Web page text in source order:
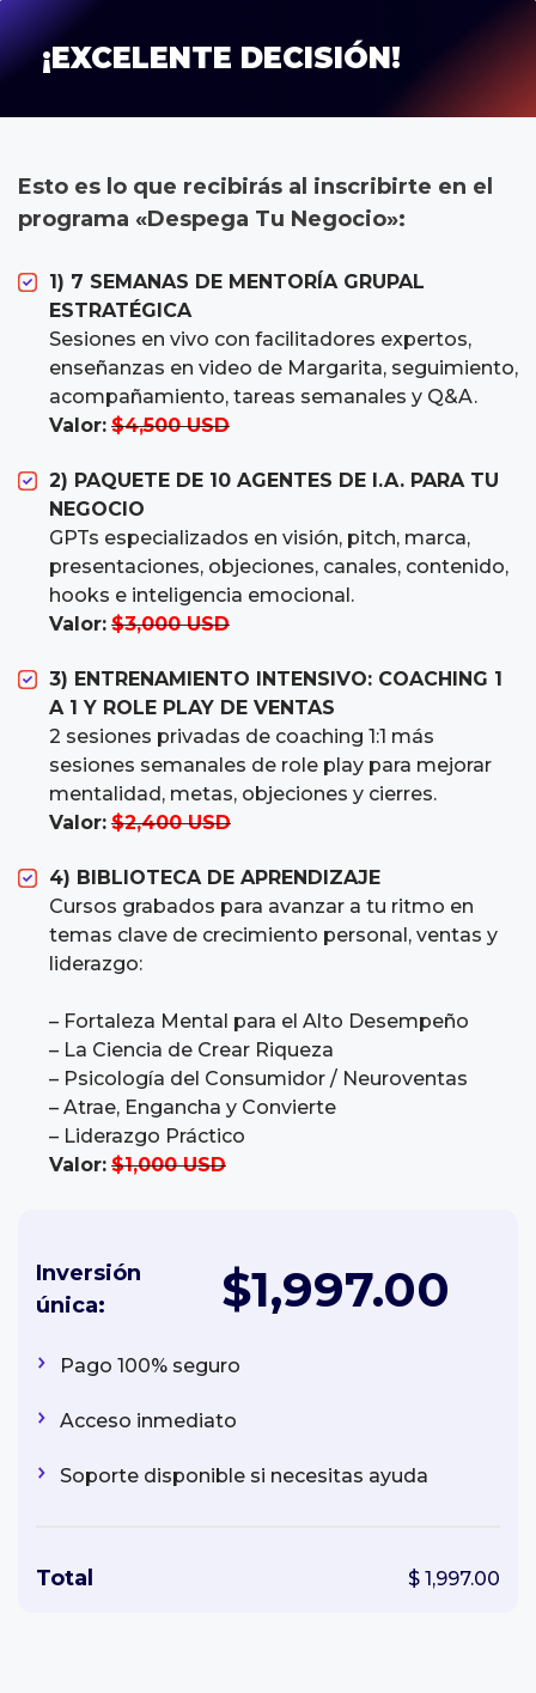
¡EXCELENTE DECISIÓN!
Esto es lo que recibirás al inscribirte en el
programa «Despega Tu Negocio»:
1) 7 SEMANAS DE MENTORÍA GRUPAL
ESTRATÉGICA
Sesiones en vivo con facilitadores expertos,
enseñanzas en video de Margarita, seguimiento,
acompañamiento, tareas semanales y Q&A.
Valor: $4,500 USD
2) PAQUETE DE 10 AGENTES DE I.A. PARA TU
NEGOCIO
GPTs especializados en visión, pitch, marca,
presentaciones, objeciones, canales, contenido,
hooks e inteligencia emocional.
Valor: $3,000 USD
3) ENTRENAMIENTO INTENSIVO: COACHING 1
A 1 Y ROLE PLAY DE VENTAS
2 sesiones privadas de coaching 1:1 más
sesiones semanales de role play para mejorar
mentalidad, metas, objeciones y cierres.
Valor: $2,400 USD
4) BIBLIOTECA DE APRENDIZAJE
Cursos grabados para avanzar a tu ritmo en
temas clave de crecimiento personal, ventas y
liderazgo:
– Fortaleza Mental para el Alto Desempeño
– La Ciencia de Crear Riqueza
– Psicología del Consumidor / Neuroventas
– Atrae, Engancha y Convierte
– Liderazgo Práctico
Valor: $1,000 USD
Inversión
única:
$1,997.00
Pago 100% seguro
Acceso inmediato
Soporte disponible si necesitas ayuda
Total $ 1,997.00